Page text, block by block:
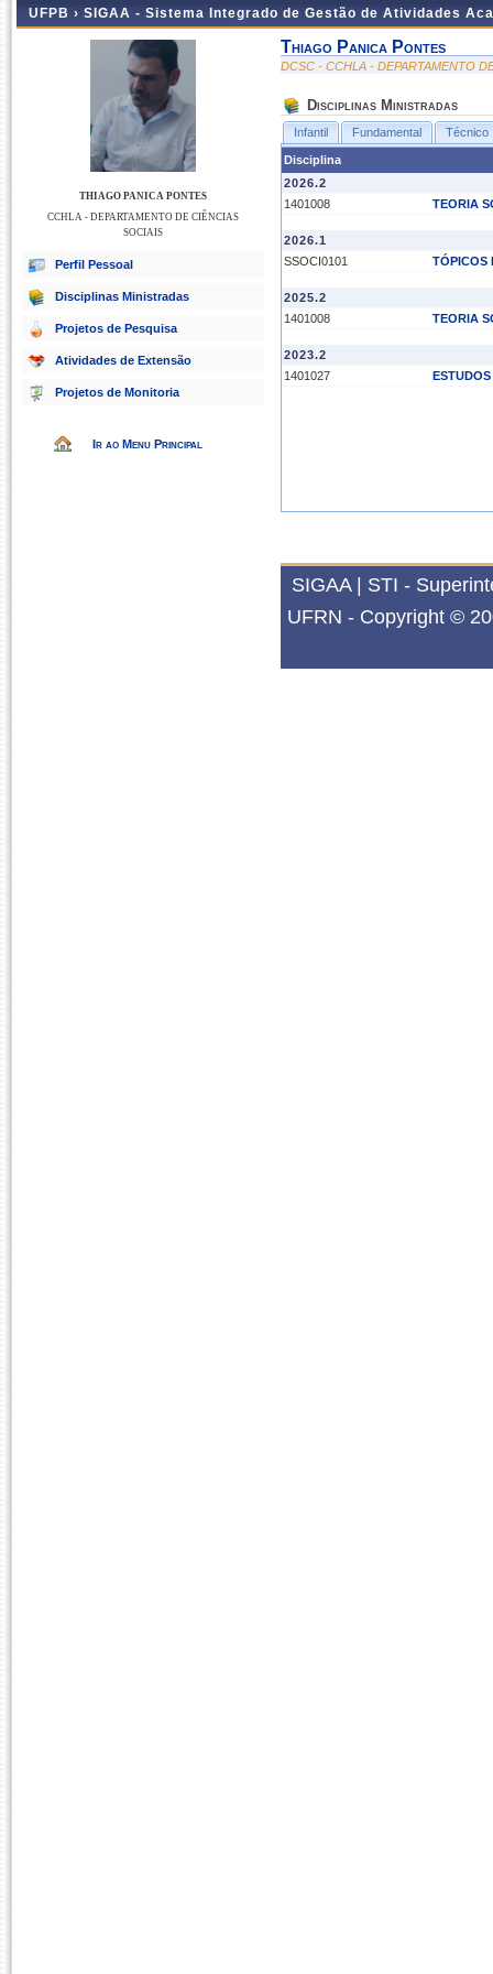
UFPB › SIGAA - Sistema Integrado de Gestão de Atividades
THIAGO PANICA PONTES
CCHLA - DEPARTAMENTO DE CIÊNCIAS
SOCIAIS
Perfil Pessoal
Disciplinas Ministradas
Projetos de Pesquisa
Atividades de Extensão
Projetos de Monitoria
Ir ao Menu Principal
Thiago Panica Pontes
DCSC - CCHLA - DEPARTAMENTO
Disciplinas Ministradas
Infantil Fundamental Técnico
Disciplina
2026.2
1401008
TEORIA
2026.1
SSOCI0101
TÓPICOS
2025.2
1401008
TEORIA
2023.2
1401027
SIGAA | STI -
UFRN - Copyright ©